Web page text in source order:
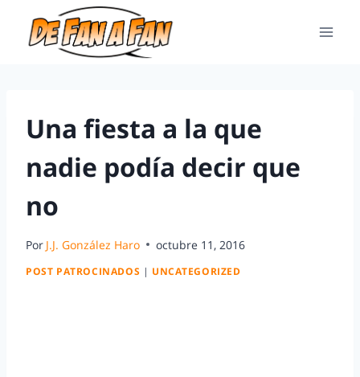
Una fiesta a la que
nadie podía decir que
no
Por J.J. González Haro octubre 11, 2016
POST PATROCINADOS | UNCATEGORIZED